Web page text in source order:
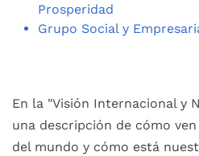
Prosperidad
Grupo Social y
En la "Visión Internacional y
una descripción de cómo
del mundo y cómo está